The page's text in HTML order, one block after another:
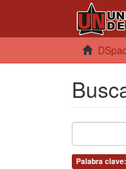
Palabra